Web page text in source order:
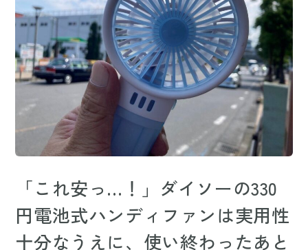
「これ安っ…！」ダイソーの330
円電池式ハンディファンは実用性
十分なうえに、使い終わったあと